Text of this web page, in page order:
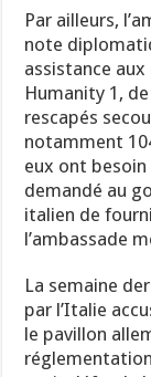
Par ailleurs,
note
assistance
Humanity 1,
rescapés
notamment
eux ont
demandé au
italien de
l’ambassade
La semaine
par l’Italie
le pavillon